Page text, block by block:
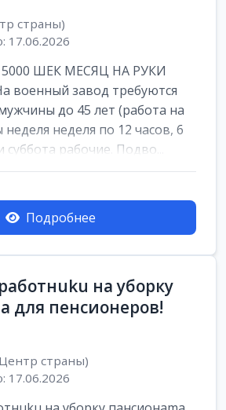
страны)
17.06.2026
ШЕК МЕСЯЦ НА РУКИ
военный завод требуются
до 45 лет (работа на
неделя по 12 часов, 6
рабочие. Подво...
Подробнее
на уборку
для пенсионеров!
страны)
17.06.2026